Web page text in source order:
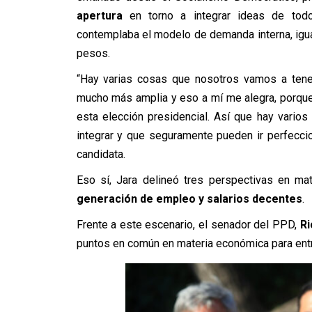
apertura en torno a integrar ideas de
contemplaba el modelo de demanda interna,
pesos.
“Hay varias cosas que nosotros vamos a
mucho más amplia y eso a mí me alegra,
esta elección presidencial. Así que hay
integrar y que seguramente pueden ir
candidata.
Eso sí, Jara delineó tres perspectivas en
generación de empleo y salarios decentes.
Frente a este escenario, el senador del PPD,
puntos en común en materia económica para